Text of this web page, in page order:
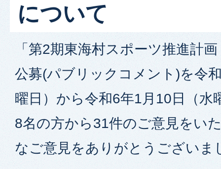
について
「第2期東海村スポーツ推進計
公募(パブリックコメント)を令
曜日）から令和6年1月10日（水
8名の方から31件のご意見をい
なご意見をありがとうございま